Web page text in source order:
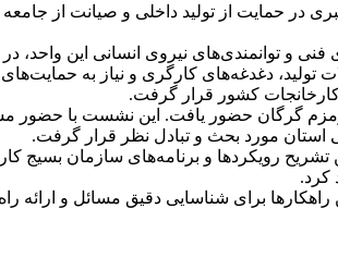
در حمایت از تولید داخلی و صیانت از
فنی و توانمندی‌های نیروی انسانی این
دغدغه‌های کارگری و نیاز به حمایت‌های
کارخانجات کشور قرار گرفت.
زمزم گرگان حضور یافت. این نشست با
استان مورد بحث و تبادل نظر قرار گرفت.
رویکردها و برنامه‌های سازمان بسیج
کرد.
برای شناسایی دقیق مسائل و ارائه